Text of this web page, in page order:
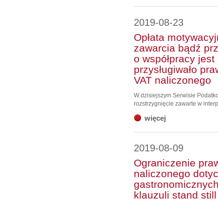
2019-08-23
Opłata
zawarcia bądź
o współpracy
przysługiwało
VAT naliczonego
W dzisiejszym Serwisie
rozstrzygnięcie zawarte w
więcej
2019-08-09
Ograniczenie
naliczonego
klauzuli stand still